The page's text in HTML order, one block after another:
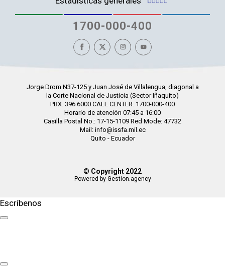
1700-000-400
© Copyright 2022
Powered by Gestion.agency
Jorge Drom N37-125 y Juan José de Villalengua, diagonal a
la Corte Nacional de Justicia (Sector Iñaquito)
PBX: 396 6000 CALL CENTER: 1700-000-400
Horario de atención 07:45 a 16:00
Casilla Postal No.: 17-15-1109 Red Mode: 47732
Mail: info@issfa.mil.ec
Quito - Ecuador
Escríbenos